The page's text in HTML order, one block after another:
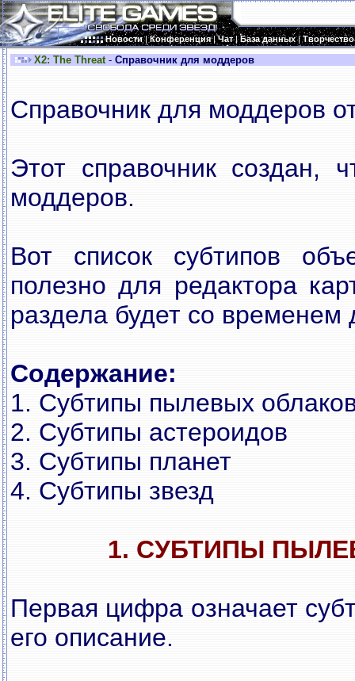
Новости|Конференция|Чат|База данных|Творчество
X2: The Threat- Справочник для моддеров
Справочник для моддеров
Этот справочник создан,
моддеров.
Вот список субтипов
полезно для редактора
раздела будет со временем
Содержание:
1. Субтипы пылевых
2. Субтипы астероидов
3. Субтипы планет
4. Субтипы звезд
1. СУБТИПЫ
Первая цифра означает
его описание.